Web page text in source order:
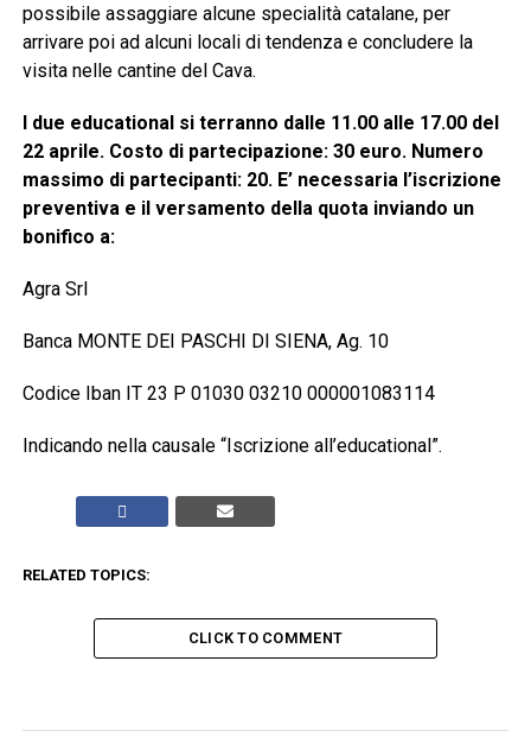
possibile assaggiare alcune specialità catalane, per
arrivare poi ad alcuni locali di tendenza e concludere la
visita nelle cantine del Cava.
I due educational si terranno dalle 11.00 alle 17.00 del
22 aprile. Costo di partecipazione: 30 euro. Numero
massimo di partecipanti: 20. E’ necessaria l’iscrizione
preventiva e il versamento della quota inviando un
bonifico a:
Agra Srl
Banca MONTE DEI PASCHI DI SIENA, Ag. 10
Codice Iban IT 23 P 01030 03210 000001083114
Indicando nella causale “Iscrizione all’educational”.
RELATED TOPICS:
CLICK TO COMMENT